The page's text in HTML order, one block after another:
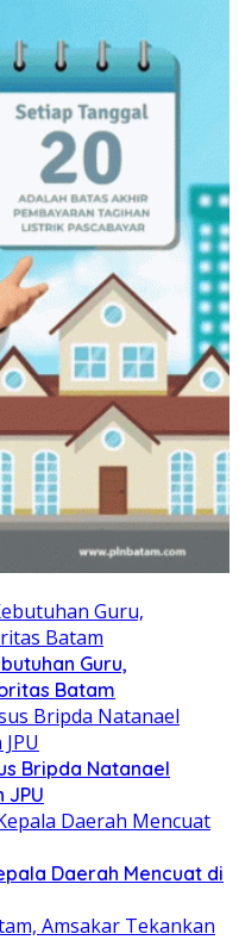
Guru,
Batam
Bripda Natanael
JPU
Daerah Mencuat di